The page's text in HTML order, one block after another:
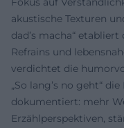
akustische Texturen
dad’s macha“
Refrains und
verdichtet die
„So lang’s no geht“
dokumentiert: mehr
Erzählperspektiven,